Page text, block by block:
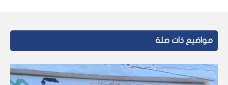
مواضيع ذات صلة